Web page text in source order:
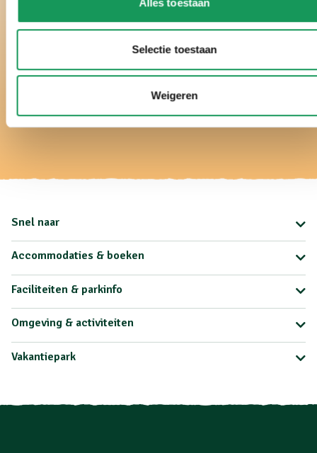
Alles toestaan
Selectie toestaan
Weigeren
Instagram
Snel naar
Accommodaties & boeken
Faciliteiten & parkinfo
Omgeving & activiteiten
Vakantiepark